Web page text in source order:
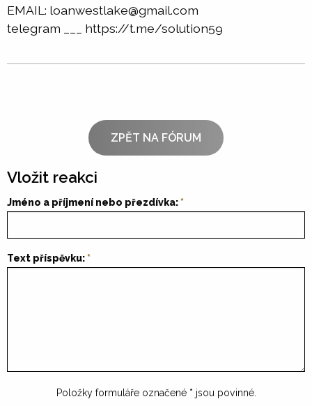
EMAIL: loanwestlake@gmail.com
telegram ___ https://t.me/solution59
ZPĚT NA FÓRUM
Vložit reakci
Jméno a příjmení nebo přezdívka:
Text příspěvku:
Položky formuláře označené * jsou povinné.